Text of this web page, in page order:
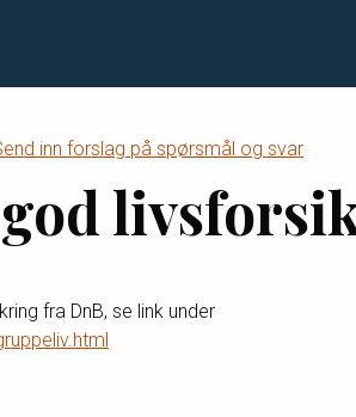
inn forslag på spørsmål og svar
god
fra DnB, se link under